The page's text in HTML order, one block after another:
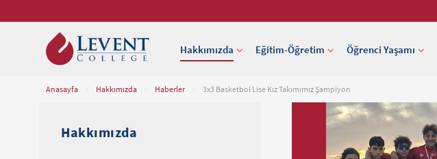
Hakkımızda Eğitim-Öğretim Öğrenci Yaşamı
Anasayfa Hakkımızda Haberler 3x3 Basketbol Lise Kız Takımımız Şampiyon
Hakkımızda